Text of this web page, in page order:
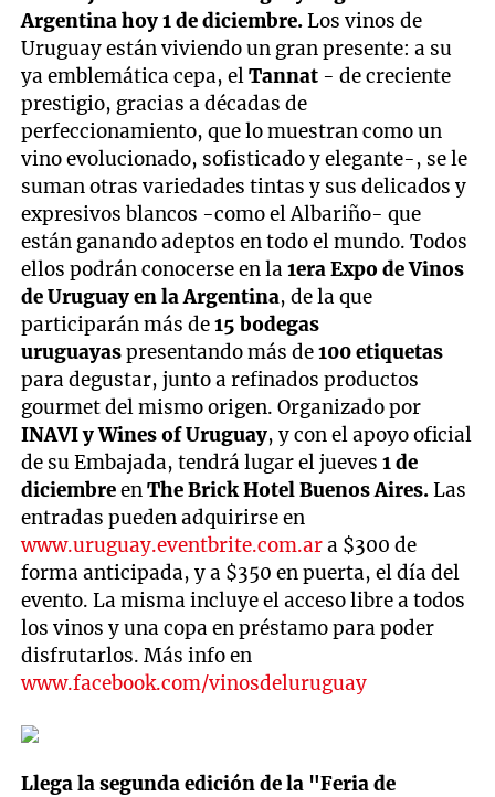
Argentina hoy 1 de diciembre.Los vinos de
Uruguay están viviendo un gran presente: a su
ya emblemática cepa, elTannat - de creciente
prestigio, gracias a décadas de
perfeccionamiento, que lo muestran como un
vino evolucionado, sofisticado y elegante-, se le
suman otras variedades tintas y sus delicados y
expresivos blancos -como el Albariño- que
están ganando adeptos en todo el mundo. Todos
ellos podrán conocerse en la1era Expo de Vinos
de Uruguay en la Argentina, de la que
participarán más de15 bodegas
uruguayaspresentando más de100 etiquetas
para degustar, junto a refinados productos
gourmet del mismo origen. Organizado por
INAVI y Wines of Uruguay, y con el apoyo oficial
de su Embajada, tendrá lugar el jueves1 de
diciembreenThe Brick Hotel Buenos Aires.Las
entradas pueden adquirirse en
www.uruguay.eventbrite.com.ara $300 de
forma anticipada, y a $350 en puerta, el día del
evento. La misma incluye el acceso libre a todos
los vinos y una copa en préstamo para poder
disfrutarlos. Más info en
www.facebook.com/vinosdeluruguay
Llega la segunda edición de la "Feria de